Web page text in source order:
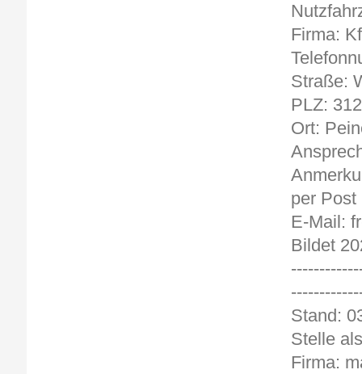
Firma:
Straße:
PLZ:
Ort:
per Post
E-Mail:
Bildet
Stelle
Firma: